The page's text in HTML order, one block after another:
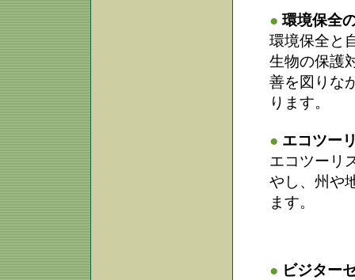
● 環境保全
環境保全と
生物の保護
善を図りな
ります。
● エコツー
エコツーリ
やし、州や
ます。
● ビジター